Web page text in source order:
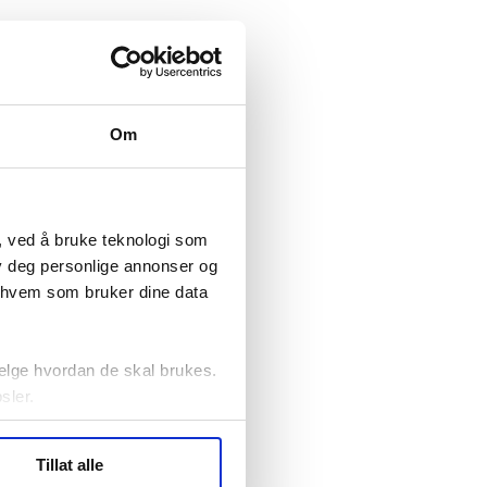
Om
ved å bruke teknologi som
personlige annonser og
som bruker dine data
hvordan de skal brukes.
statistikk.
Tillat alle